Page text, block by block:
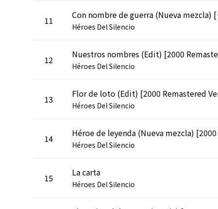
11 Con
Héroes Del Silencio
12
Héroes Del Silencio
13
Héroes Del Silencio
14
Héroes Del Silencio
15 La carta
Héroes Del Silencio